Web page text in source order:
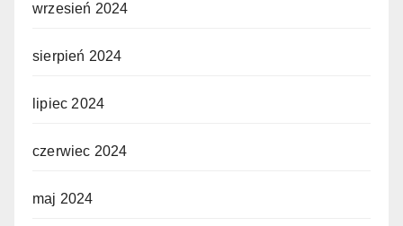
wrzesień 2024
sierpień 2024
lipiec 2024
czerwiec 2024
maj 2024